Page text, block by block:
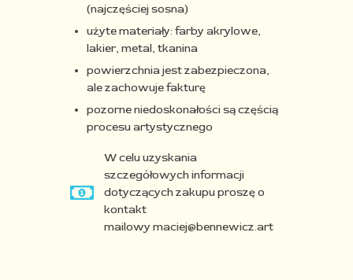
(najczęściej sosna)
użyte materiały: farby akrylowe,
lakier, metal, tkanina
powierzchnia jest zabezpieczona,
ale zachowuje fakturę
pozorne niedoskonałości są częścią
procesu artystycznego
W celu uzyskania
szczegółowych informacji
dotyczących zakupu proszę o
kontakt
mailowy maciej@bennewicz.art